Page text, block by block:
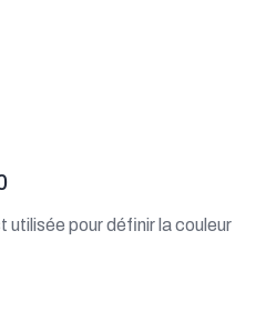
utilisée pour définir la couleur